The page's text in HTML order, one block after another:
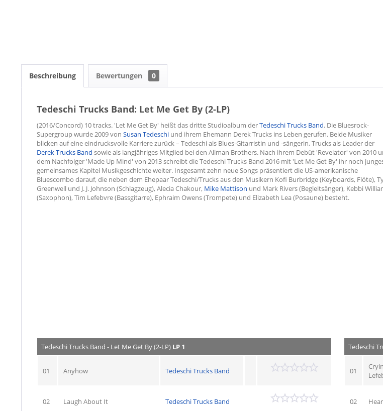
Beschreibung Bewertungen 0
Tedeschi Trucks Band: Let Me Get By (2-LP)
(2016/Concord) 10 tracks. 'Let Me Get By' heißt das dritte Studioalbum derTedeschi Trucks Band. Die Bluesrock-
Supergroup wurde 2009 von Susan Tedeschi und ihrem Ehemann Derek Trucks ins Leben gerufen. Beide Musiker
blicken auf eine eindrucksvolle Karriere zurück – Tedeschi als Blues-Gitarristin und -sängerin, Trucks als Leader der
Derek Trucks Band sowie als langjähriges Mitglied bei den Allman Brothers. Nach ihrem Debüt 'Revelator' von 2010
dem Nachfolger 'Made Up Mind' von 2013 schreibt die Tedeschi Trucks Band 2016 mit 'Let Me Get By' ihr noch
gemeinsames Kapitel Musikgeschichte weiter. Insgesamt zehn neue Songs präsentiert die US-amerikanische
Bluescombo darauf, die neben dem Ehepaar Tedeschi/Trucks aus den Musikern Kofi Burbridge (Keyboards, Flöte),
Greenwell und J. J. Johnson (Schlagzeug), Alecia Chakour, Mike Mattison und Mark Rivers (Begleitsänger), Kebbi
(Saxophon), Tim Lefebvre (Bassgitarre), Ephraim Owens (Trompete) und Elizabeth Lea (Posaune) besteht.
Tedeschi Trucks Band - Let Me Get By (2-LP) LP 1
01 Anyhow Tedeschi Trucks Band
02 Laugh About It Tedeschi Trucks Band
Tedeschi
01
02